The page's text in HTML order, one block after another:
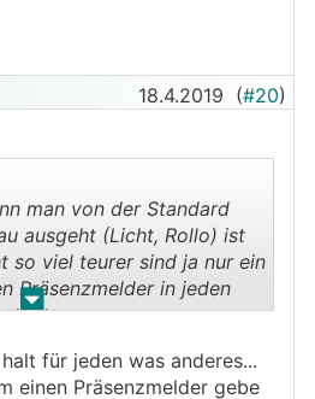
18.4.2019 (#20)
. .
man von der Standard
ausgeht (Licht, Rollo) ist
so viel teurer sind ja nur ein
Präsenzmelder in jeden
für jeden was anderes...
einen Präsenzmelder gebe